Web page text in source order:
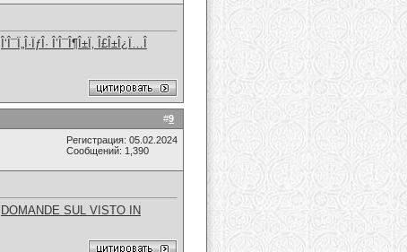
Î‘Î¯Ï„Î·ÏƒÎ· Î’Î¯Î¶Î±Ï‚ Î£Î±Î¿Ï…Î
#9
Регистрация: 05.02.2024
Сообщений: 1,390
DOMANDE SUL VISTO IN